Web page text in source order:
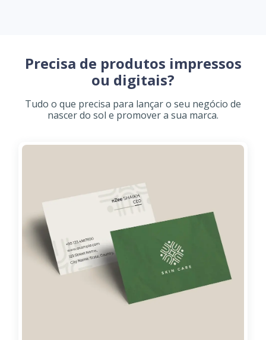
Precisa de produtos impressos
ou digitais?
Tudo o que precisa para lançar o seu negócio de
nascer do sol e promover a sua marca.